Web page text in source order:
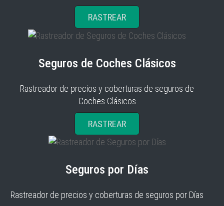
RASTREAR
Seguros de Coches Clásicos
Rastreador de precios y coberturas de seguros de
Coches Clásicos
RASTREAR
Seguros por Días
Rastreador de precios y coberturas de seguros por Días